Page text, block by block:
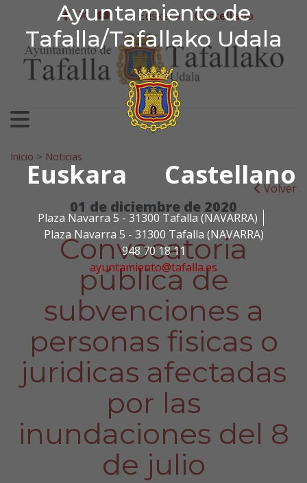
Ayuntamiento de
Tafalla/Tafallako Udala
Euskara Castellano
Plaza Navarra 5 - 31300 Tafalla (NAVARRA)
Plaza Navarra 5 - 31300 Tafalla (NAVARRA)
948 70 18 11
ayuntamiento@tafalla.es
Ir al contenido
Ayuntamiento de
facebook
twitter
youtube
Euskera Castellano
Search for:
Inicio > Noticias
Volver
01 de diciembre de 2020
Convocatoria
pública de
subvenciones a
personas fisicas o
juridicas afectadas
por las
inundaciones del 8
de julio